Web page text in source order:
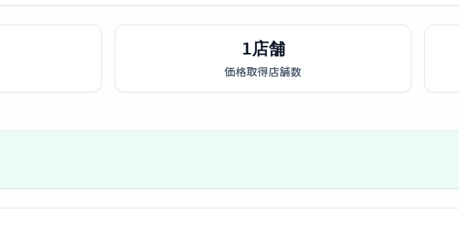
1店舗
価格取得店舗数